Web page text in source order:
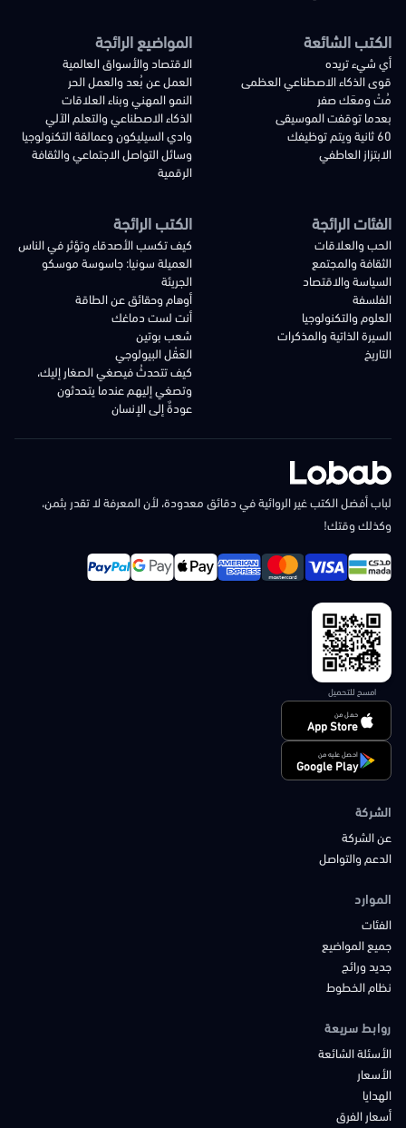
الكتب الشائعة
أي شيء تريده
قوى الذكاء الاصطناعي العظمى
مُتْ ومعَك صفر
بعدما توقفت الموسيقى
60 ثانية ويتم توظيفك
الابتزاز العاطفي
المواضيع الرائجة
الاقتصاد والأسواق العالمية
العمل عن بُعد والعمل الحر
النمو المهني وبناء العلاقات
الذكاء الاصطناعي والتعلم الآلي
وادي السيليكون وعمالقة التكنولوجيا
وسائل التواصل الاجتماعي والثقافة
الرقمية
الفئات الرائجة
الحب والعلاقات
الثقافة والمجتمع
السياسة والاقتصاد
الفلسفة
العلوم والتكنولوجيا
السيرة الذاتية والمذكرات
التاريخ
الكتب الرائجة
كيف تكسب الأصدقاء وتؤثر في الناس
العميلة سونيا: جاسوسة موسكو
الجريئة
أوهام وحقائق عن الطاقة
أنت لست دماغك
شعب بوتين
العَقْل البيولوجي
كيف تتحدثُ فيصغي الصغار إليك،
وتصغي إليهم عندما يتحدثون
عودةٌ إلى الإنسان
لباب أفضل الكتب غير الروائية في دقائق معدودة، لأن المعرفة لا تقدر بثمن،
وكذلك وقتك!
امسح للتحميل
حمل من
App Store
احصل عليه من
Google Play
الشركة
عن الشركة
الدعم والتواصل
الموارد
الفئات
جميع المواضيع
جديد ورائج
نظام الخطوط
روابط سريعة
الأسئلة الشائعة
الأسعار
الهدايا
أسعار الفرق